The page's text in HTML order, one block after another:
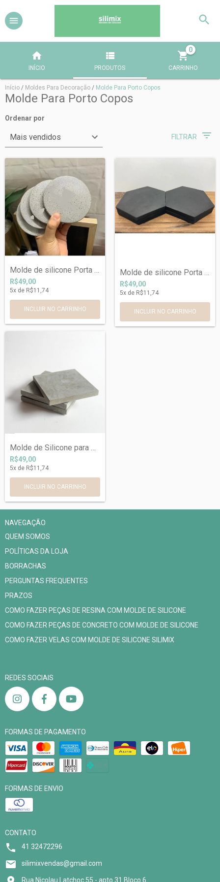
INÍCIO PRODUTOS CARRINHO
0
Início / Moldes Para Decoração / Molde Para Porto Copos
Molde Para Porto Copos
Ordenar por
FILTRAR
Molde de silicone Porta Copos Cilindro 1...
R$49,00
5x de R$11,74
Molde de silicone Porta Copos Hexágono 9...
R$49,00
5x de R$11,74
Molde de Silicone para Porta Copos Quadr...
R$49,00
5x de R$11,74
NAVEGAÇÃO
QUEM SOMOS
POLÍTICAS DA LOJA
BORRACHAS
PERGUNTAS FREQUENTES
PRAZOS
COMO FAZER PEÇAS DE RESINA COM MOLDE DE SILICONE
COMO FAZER PEÇAS DE CONCRETO COM MOLDE DE SILICONE
COMO FAZER VELAS COM MOLDE DE SILICONE SILIMIX
REDES SOCIAIS
FORMAS DE PAGAMENTO
FORMAS DE ENVIO
CONTATO
41 32472296
silimixvendas@gmail.com
Rua Nicolau Latchoc 55 - apto 31 Bloco 6